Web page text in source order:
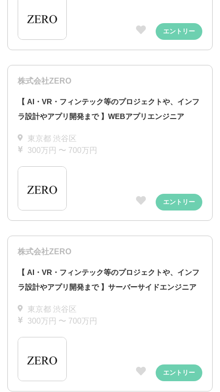
エントリー
株式会社ZERO
【 AI・VR・フィンテック等のプロジェクトや、インフ
ラ設計やアプリ開発まで 】WEBアプリエンジニア
東京都 渋谷区
300万円 〜 700万円
エントリー
株式会社ZERO
【 AI・VR・フィンテック等のプロジェクトや、インフ
ラ設計やアプリ開発まで 】サーバーサイドエンジニア
東京都 渋谷区
300万円 〜 700万円
エントリー